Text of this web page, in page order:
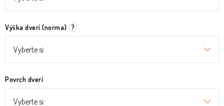
Výška dverí (norma) ?
Povrch dverí